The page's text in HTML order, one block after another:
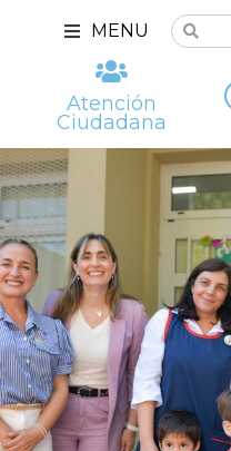
MENU
Atención
Ciudadana